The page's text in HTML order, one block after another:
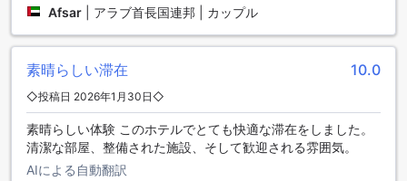
ためのサービスが充実しています。また、お部屋での食事や
らに、貴重品を安全に保管するためのセーフティボックス
や、旅行の情報や予約手続きをサポートするコンシェルジュ
もご利用いただけます。ホテル内の公共エリアではWi-Fiが利
用可能で、快適な滞在をサポートします。喫煙者のために指
定の喫煙エリアも設けられています。全客室で無料のWi-Fiが
利用でき、インターネットに接続することができます。荷物
の預かりや毎日のハウスキーピングも行っており、お客様の
滞在をより快適にするための設備が整っています。
Afsar アラブ首長国連邦 | カップル
素晴らしい滞在 10.0
◇投稿日 2026年1月30日◇
素晴らしい体験 このホテルでとても快適な滞在をしました。
清潔な部屋、整備された施設、そして歓迎される雰囲気。
AIによる自動翻訳